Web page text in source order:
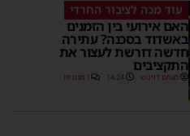
עוד מכה לציבור החרדי
האם אירועי בין הזמנים
באשדוד בסכנה? עתירה
חדשה דורשת לעצור את
התקציבים
מנחם דויטש 14:24 1 תגובות